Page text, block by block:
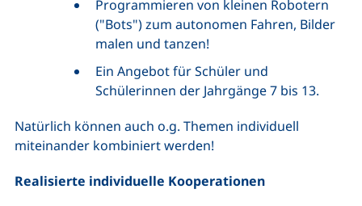
Programmieren von kleinen Robotern
("Bots") zum autonomen Fahren, Bilder
malen und tanzen!
Ein Angebot für Schüler und
Schülerinnen der Jahrgänge 7 bis 13.
Natürlich können auch o.g. Themen individuell
miteinander kombiniert werden!
Realisierte individuelle Kooperationen